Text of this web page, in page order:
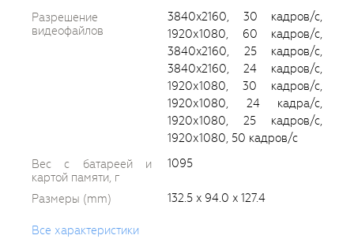
Разрешение
видеофайлов
3840x2160, 30 кадров/с,
1920х1080, 60 кадров/с,
3840x2160, 25 кадров/с,
3840x2160, 24 кадров/с,
1920х1080, 30 кадров/с,
1920х1080, 24 кадра/с,
1920х1080, 25 кадров/с,
1920х1080, 50 кадров/с
Вес с батареей и
картой памяти, г
1095
Размеры (mm) 132.5 x 94.0 x 127.4
Все характеристики